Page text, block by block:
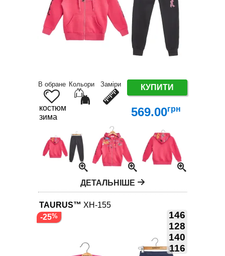
В обране Кольори Заміри КУПИТИ
костюм
зима
569.00грн
ДЕТАЛЬНІШЕ
TAURUS™ XH-155
146
128
140
116
-25